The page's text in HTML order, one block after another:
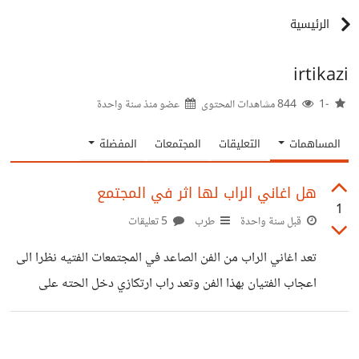
الرئيسية
irtikazi
-1 عضو منذسنة واحدة
المساهمات التعليقات المجتمعات المفضلة
1
هل اغاني الراب لها اثر في المجتمع
قبل سنة واحدة طرب
تعد اغاني الراب من الفن الصاعد في المجتمعات الفتيه نظرا الى
اعجاب الفتيان بهذا الفن وتعد راب ارتكازي دخل الحته على
الصعيد الدولي اخبروني برايكم